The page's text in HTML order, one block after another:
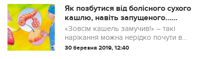
Як позбутися від болісного сухого
кашлю, навіть запущеного…
Найсильніший природний засіб…
«Зовсім кашель замучив!» – такі
нарікання можна нерідко почути в
холодну пору року. Простудні
30 березня 2019, 12:40